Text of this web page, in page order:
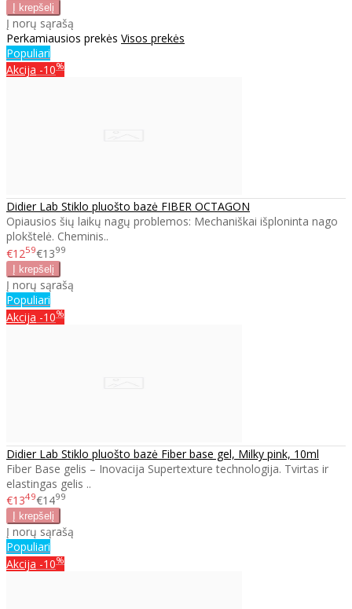
Į norų sąrašą
Perkamiausios prekės Visos prekės
Populiari
Akcija -10%
Didier Lab Stiklo pluošto bazė FIBER OCTAGON
Opiausios šių laikų nagų problemos: Mechaniškai išploninta nago
plokštelė. Cheminis..
€1259€1399
Į norų sąrašą
Populiari
Akcija -10%
Didier Lab Stiklo pluošto bazė Fiber base gel, Milky pink, 10ml
Fiber Base gelis – Inovacija Supertexture technologija. Tvirtas ir
elastingas gelis ..
€1349€1499
Į norų sąrašą
Populiari
Akcija -10%